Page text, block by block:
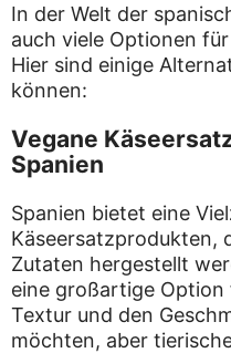
In der Welt der
auch viele Optionen
Hier sind einige
können:
Vegane
Spanien
Spanien bietet eine
Käseersatzprodukten,
Zutaten hergestellt
eine großartige Option
Textur und den
möchten, aber